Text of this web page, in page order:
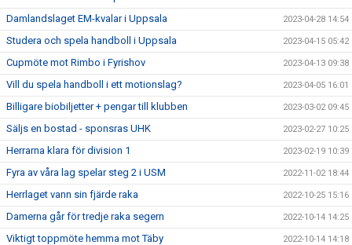
Damlandslaget EM-kvalar i Uppsala 2023-04-28 14:54
Studera och spela handboll i Uppsala 2023-04-15 05:42
Cupmöte mot Rimbo i Fyrishov 2023-04-13 09:38
Vill du spela handboll i ett motionslag? 2023-04-05 16:01
Billigare biobiljetter + pengar till klubben 2023-03-02 09:45
Säljs en bostad - sponsras UHK 2023-02-27 10:25
Herrarna klara för division 1 2023-02-19 10:39
Fyra av våra lag spelar steg 2 i USM 2022-11-02 18:44
Herrlaget vann sin fjärde raka 2022-10-25 15:16
Damerna går för tredje raka segern 2022-10-14 14:25
Viktigt toppmöte hemma mot Täby 2022-10-14 14:18